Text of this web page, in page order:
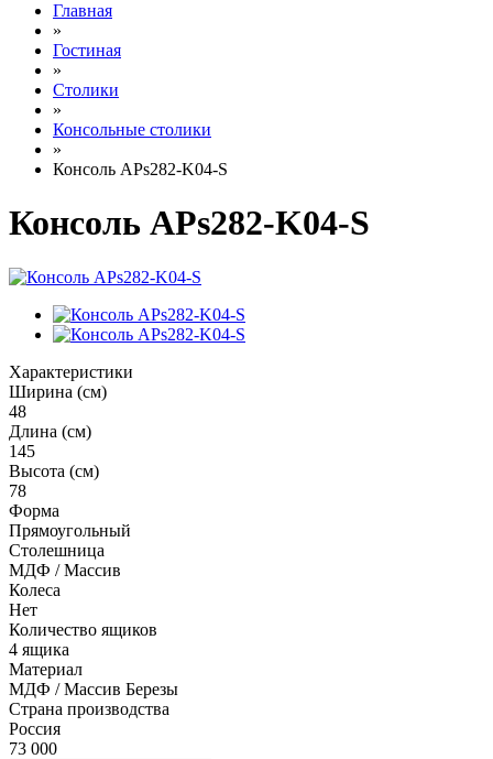
Главная
»
Гостиная
»
Столики
»
Консольные столики
»
Консоль APs282-K04-S
Консоль APs282-K04-S
Характеристики
Ширина (см)
48
Длина (см)
145
Высота (см)
78
Форма
Прямоугольный
Столешница
МДФ / Массив
Колеса
Нет
Количество ящиков
4 ящика
Материал
МДФ / Массив Березы
Страна производства
Россия
73 000